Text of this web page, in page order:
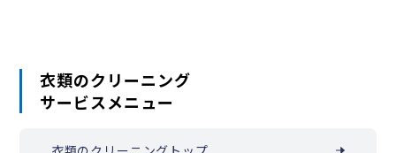
衣類のクリーニング
サービスメニュー